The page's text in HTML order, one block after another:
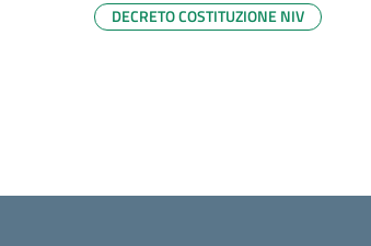
DECRETO COSTITUZIONE NIV